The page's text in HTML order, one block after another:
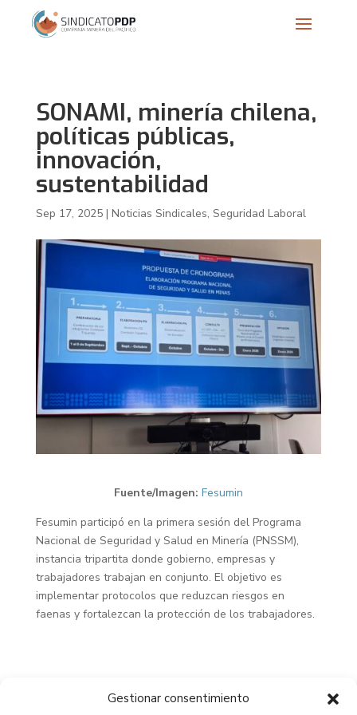
Gestionar consentimiento
SONAMI, minería chilena,
políticas públicas,
innovación,
sustentabilidad
Sep 17, 2025| Noticias Sindicales, Seguridad Laboral
Fuente/Imagen: Fesumin
Fesumin participó en la primera sesión del Programa
Nacional de Seguridad y Salud en Minería (PNSSM),
instancia tripartita donde gobierno, empresas y
trabajadores trabajan en conjunto. El objetivo es
implementar protocolos que reduzcan riesgos en
faenas y fortalezcan la protección de los trabajadores.